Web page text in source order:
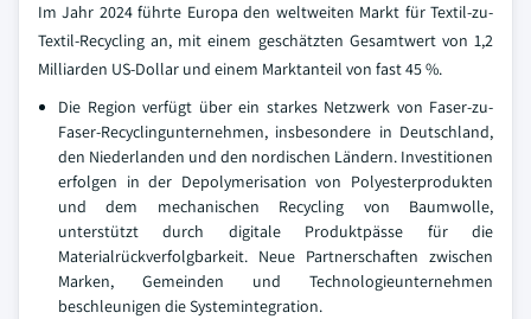
Im Jahr 2024 führte Europa den weltweiten Markt für Textil-zu-
Textil-Recycling an, mit einem geschätzten Gesamtwert von 1,2
Milliarden US-Dollar und einem Marktanteil von fast 45 %.
Die Region verfügt über ein starkes Netzwerk von Faser-zu-
Faser-Recyclingunternehmen, insbesondere in Deutschland,
den Niederlanden und den nordischen Ländern. Investitionen
erfolgen in der Depolymerisation von Polyesterprodukten
und dem mechanischen Recycling von Baumwolle,
unterstützt durch digitale Produktpässe für die
Materialrückverfolgbarkeit. Neue Partnerschaften zwischen
Marken, Gemeinden und Technologieunternehmen
beschleunigen die Systemintegration.